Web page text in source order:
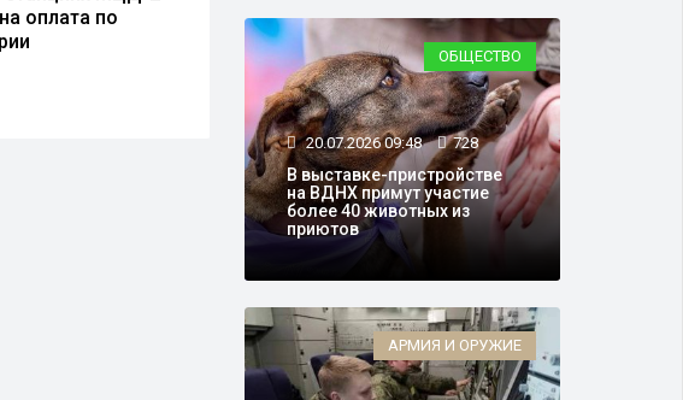
оплата по
собаки Музей Победы
запустил «Хвостатый
флешмоб»
ОБЩЕСТВО
20.07.2026 09:48 728
В выставке-пристройстве
на ВДНХ примут участие
более 40 животных из
приютов
АРМИЯ И ОРУЖИЕ